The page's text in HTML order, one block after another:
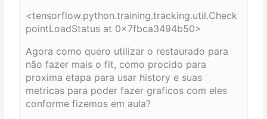
<tensorflow.python.training.tracking.util.Check
pointLoadStatus at 0x7fbca3494b50>
Agora como quero utilizar o restaurado para
não fazer mais o fit, como procido para
proxima etapa para usar history e suas
metricas para poder fazer graficos com eles
conforme fizemos em aula?